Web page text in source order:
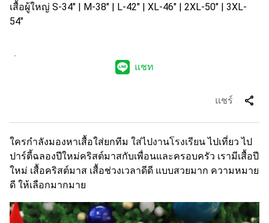
เสื้อผู้ใหญ่ S-34" | M-38" | L-42" | XL-46" | 2XL-50" | 3XL-
54"
แชท
แชร์ share
ใครกำลังมองหาเสื้อใส่ยกทีม ใส่ไปงานโรงเรียนไปเที่ยว ไป
ปาร์ตี้ฉลองปีใหม่คริสต์มาสกับเพื่อนและครอบครัว เรามีเสื้อปี
ใหม่ เสื้อคริสต์มาส เสื้อช่วงเวลาดีดี แบบสวยมาก ความหมาย
ดี ให้เลือกมากมาย